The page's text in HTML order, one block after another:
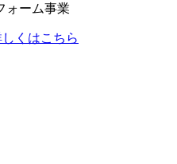
ォーム事業
くはこちら